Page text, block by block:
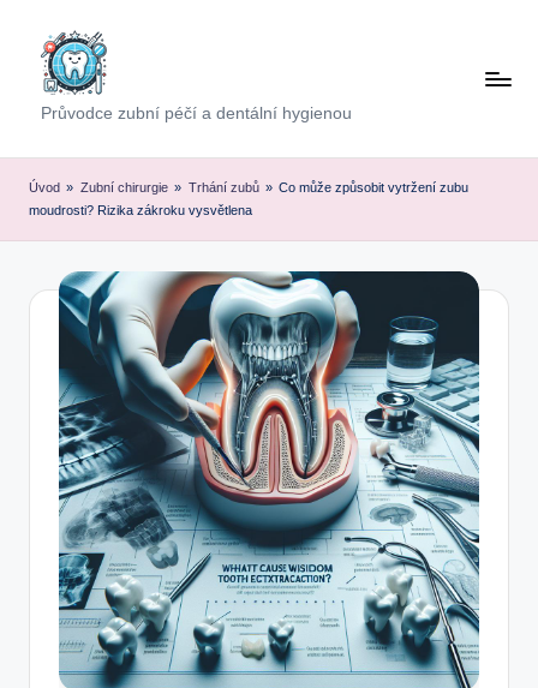
contentPrůvodce zubní péčí a dentální hygienou
Úvod » Zubní chirurgie » Trhání zubů » Co může způsobit vytržení zubu
moudrosti? Rizika zákroku vysvětlena